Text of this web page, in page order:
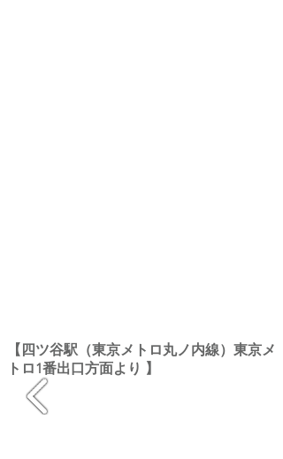
【四ツ谷駅（東京メトロ丸ノ内線）東京メ
トロ1番出口方面より 】